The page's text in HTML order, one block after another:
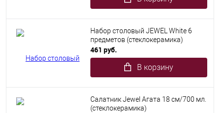
Набор столовый JEWEL White 6
предметов (стеклокерамика)
461 руб.
В корзину
Салатник Jewel Агата 18 см/700 мл.
(стеклокерамика)